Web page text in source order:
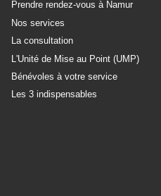
Prendre rendez-vous à Namur
Nos services
La consultation
L'Unité de Mise au Point (UMP)
Bénévoles à votre service
Les 3 indispensables